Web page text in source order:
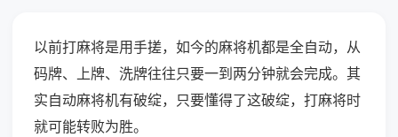
以前打麻将是用手搓，如今的麻将机都是全自动，从
码牌、上牌、洗牌往往只要一到两分钟就会完成。其
实自动麻将机有破绽，只要懂得了这破绽，打麻将时
就可能转败为胜。